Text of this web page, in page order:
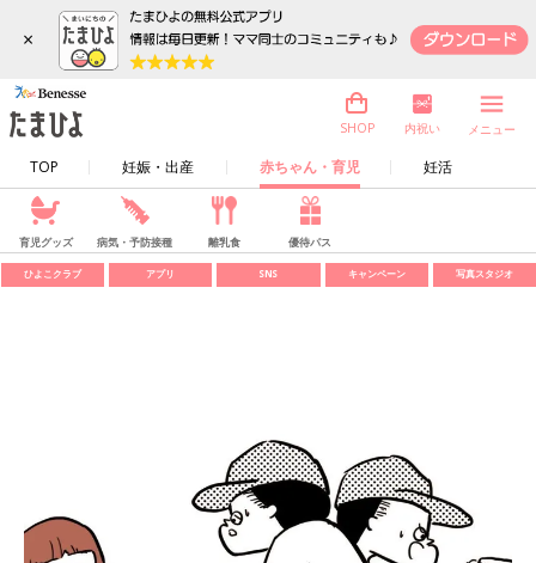
×
TOP 妊娠・出産 赤ちゃん・育児 妊活
SHOP 内祝い メニュー
育児グッズ 病気・予防接種 離乳食 優待パス
ひよこクラブ アプリ SNS キャンペーン 写真スタジオ